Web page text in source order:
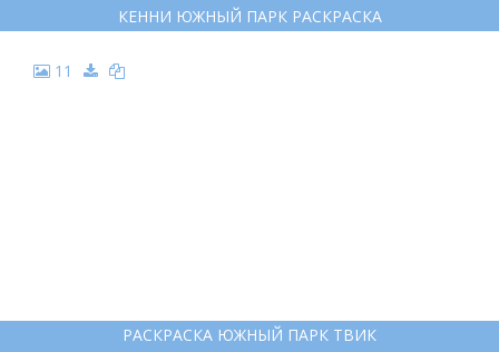
КЕННИ ЮЖНЫЙ ПАРК РАСКРАСКА
11
РАСКРАСКА ЮЖНЫЙ ПАРК ТВИК